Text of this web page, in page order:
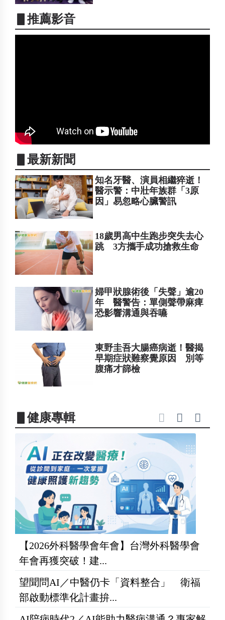
▋推薦影音
▋最新新聞
知名牙醫、演員相繼猝逝！
醫示警：中壯年族群「3原
因」易忽略心臟警訊
18歲男高中生跑步突失去心
跳 3方攜手成功搶救生命
婦甲狀腺術後「失聲」逾20
年 醫警告：單側聲帶麻痺
恐影響溝通與吞嚥
東野圭吾大腸癌病逝！醫揭
早期症狀難察覺原因 別等
腹痛才篩檢
▋健康專輯
【2026外科醫學會年會】台灣外科醫學會
年會再獲突破！建...
望聞問AI／中醫仍卡「資料整合」 衛福
部啟動標準化計畫拚...